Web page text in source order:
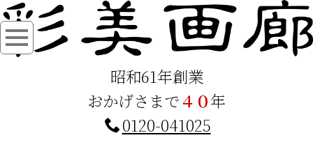
昭和61年創業
おかげさまで４０年
0120-041025